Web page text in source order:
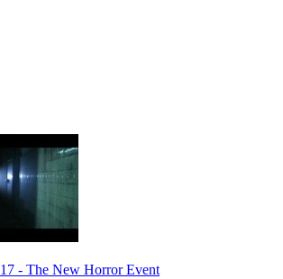
- The New Horror Event